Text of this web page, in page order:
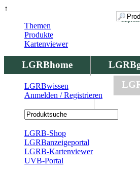
↑
LGRBhome
LGRBbohrungen
Themen
Produkte
Kartenviewer
LGRBwissen
Anmelden / Registrieren
LGRB-Shop
LGRBanzeigeportal
LGRB-Kartenviewer
UVB-Portal